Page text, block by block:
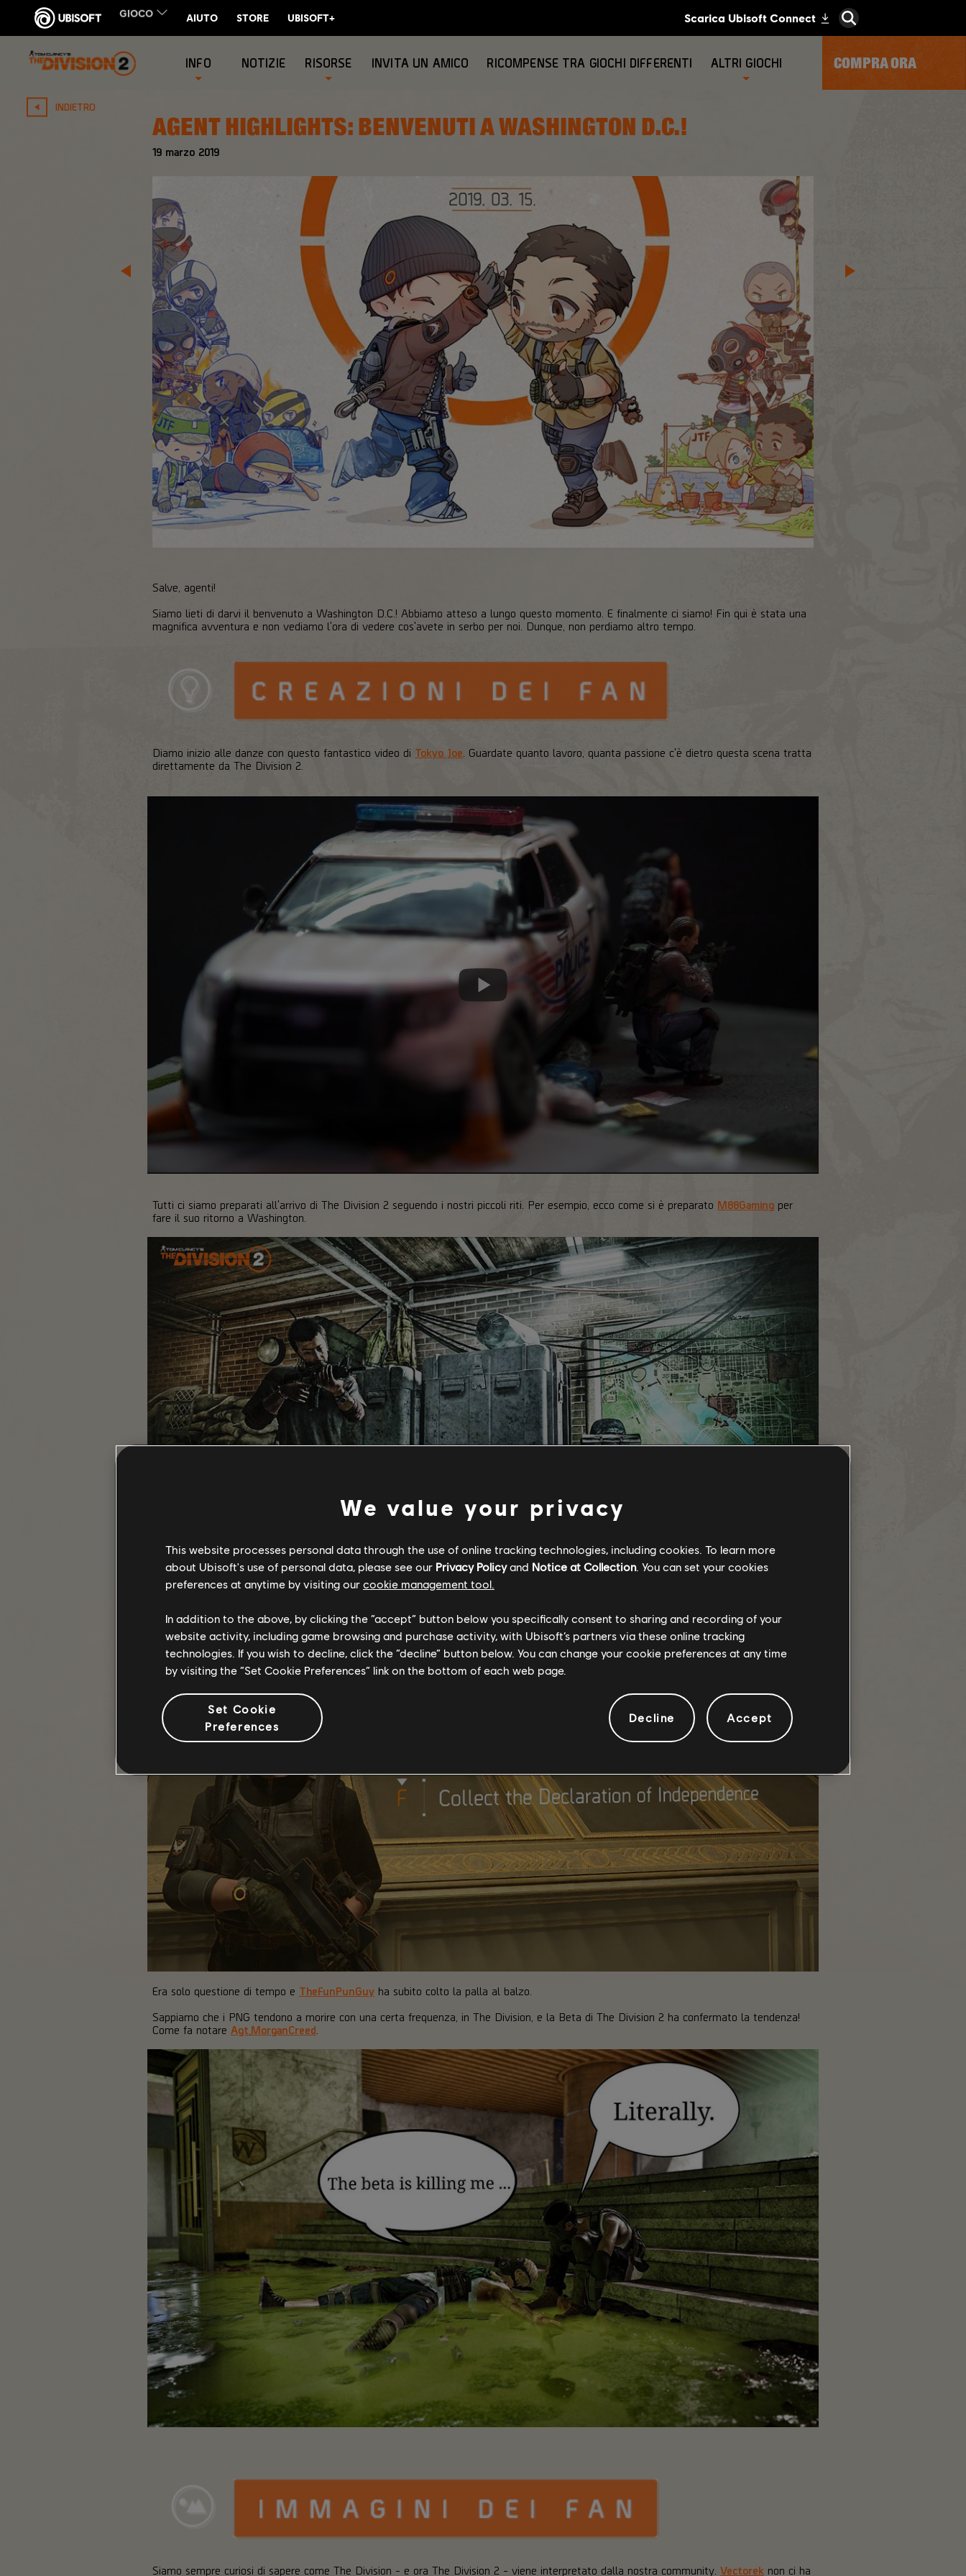
INFO NOTIZIE RISORSE INVITA UN AMICO RICOMPENSE TRA GIOCHI DIFFERENTI ALTRI GIOCHI COMPRA ORA
INDIETRO
19 marzo 2019
AGENT HIGHLIGHTS: BENVENUTI A WASHINGTON D.C.!
Salve, agenti!
Siamo lieti di darvi il benvenuto a Washington D.C.! Abbiamo atteso a lungo questo momento. E finalmente ci siamo! Fin qui è stata una
magnifica avventura e non vediamo l'ora di vedere cos'avete in serbo per noi. Dunque, non perdiamo altro tempo.
Diamo inizio alle danze con questo fantastico video di Tokyo Joe . Guardate quanto lavoro, quanta passione c'è dietro questa scena tratta
direttamente da The Division 2.
Tutti ci siamo preparati all'arrivo di The Division 2 seguendo i nostri piccoli riti. Per esempio, ecco come si è preparato M88Gaming per
fare il suo ritorno a Washington.
Quanto al prossimo, ci eravamo detti sicuri che la community non avrebbe perso un'opportunità del genere...
Era solo questione di tempo e TheFunPunGuy ha subito colto la palla al balzo.
Sappiamo che i PNG tendono a morire con una certa frequenza, in The Division, e la Beta di The Division 2 ha confermato la tendenza!
Come fa notare Agt.MorganCreed
Siamo sempre curiosi di sapere come The Division - e ora The Division 2 - viene interpretato dalla nostra community. Vectorek non ci ha
We value your privacy
This website processes personal data through the use of online tracking technologies, including cookies. To learn more
about Ubisoft's use of personal data, please see our Privacy Policyand Notice at Collection. You can set your cookies
preferences at anytime by visiting our cookie management tool.
In addition to the above, by clicking the “accept” button below you specifically consent to sharing and recording of your
website activity, including game browsing and purchase activity, with Ubisoft’s partners via these online tracking
technologies. If you wish to decline, click the “decline” button below. You can change your cookie preferences at any time
by visiting the “Set Cookie Preferences” link on the bottom of each web page.
Set Cookie
Preferences
Decline Accept